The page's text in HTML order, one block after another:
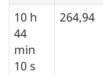
10 h
44
min
10 s
264,94